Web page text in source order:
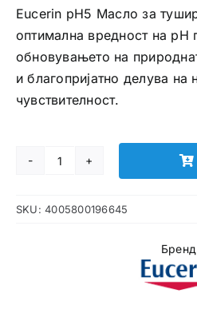
Eucerin pH5 Масло за
оптимална вредност на pH
обновувањето на
и благопријатно делува на
чувствителност.
EUCERIN
за
SKU:4005800196645
Бренд